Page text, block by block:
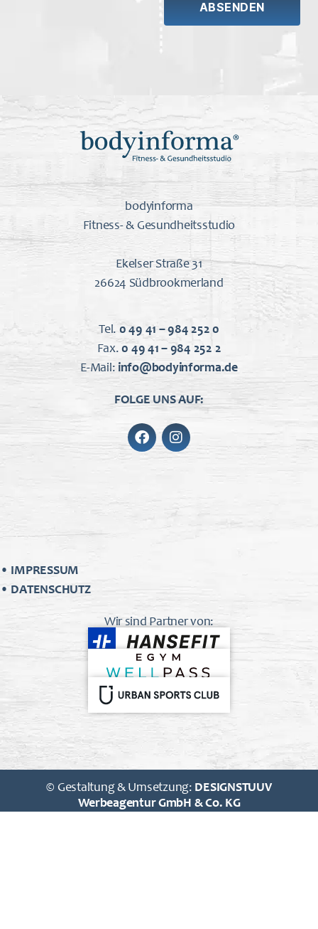
bodyinforma
Fitness- & Gesundheitsstudio
Ekelser Straße 31
26624 Südbrookmerland
Tel. 0 49 41 – 984 252 0
Fax. 0 49 41 – 984 252 2
E-Mail: info@bodyinforma.de
FOLGE UNS AUF:
• IMPRESSUM
• DATENSCHUTZ
Wir sind Partner von:
© Gestaltung & Umsetzung: DESIGNSTUUV
Werbeagentur GmbH & Co. KG